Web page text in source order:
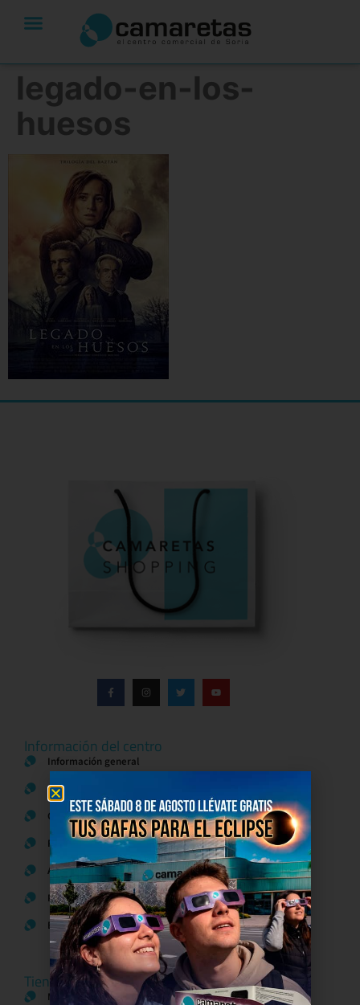
legado-en-los-
huesos
Información del centro
Información general
Directorio de tiendas y Planos
Contacto
Política de Privacidad
Aviso Legal
Política de Cookies
Bases legales Concursos y Promociones
Tiendas
Moda